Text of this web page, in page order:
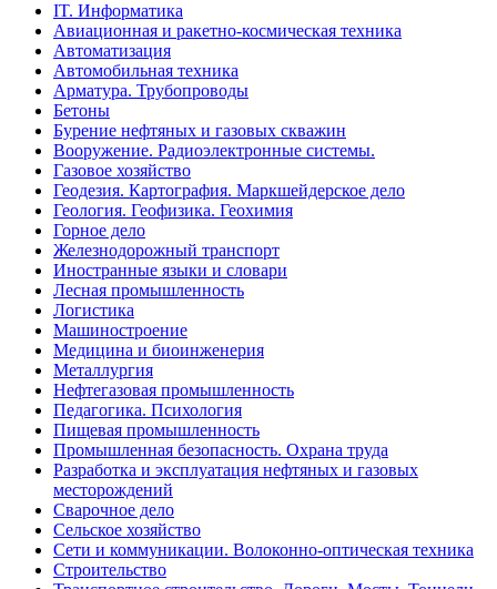
IT. Информатика
Авиационная и ракетно-космическая техника
Автоматизация
Автомобильная техника
Арматура. Трубопроводы
Бетоны
Бурение нефтяных и газовых скважин
Вооружение. Радиоэлектронные системы.
Газовое хозяйство
Геодезия. Картография. Маркшейдерское дело
Геология. Геофизика. Геохимия
Горное дело
Железнодорожный транспорт
Иностранные языки и словари
Лесная промышленность
Логистика
Машиностроение
Медицина и биоинженерия
Металлургия
Нефтегазовая промышленность
Педагогика. Психология
Пищевая промышленность
Промышленная безопасность. Охрана труда
Разработка и эксплуатация нефтяных и газовых
месторождений
Сварочное дело
Сельское хозяйство
Сети и коммуникации. Волоконно-оптическая техника
Строительство